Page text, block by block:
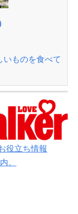
いものを食べて
役立ち情報
。